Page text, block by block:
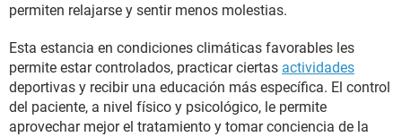
permiten relajarse y sentir menos molestias.
Esta estancia en condiciones climáticas favorables les
permite estar controlados, practicar ciertas actividades
deportivas y recibir una educación más específica. El control
del paciente, a nivel físico y psicológico, le permite
aprovechar mejor el tratamiento y tomar conciencia de la